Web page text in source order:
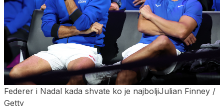
Federer i Nadal kada shvate ko je najboljiJulian Finney /
Getty